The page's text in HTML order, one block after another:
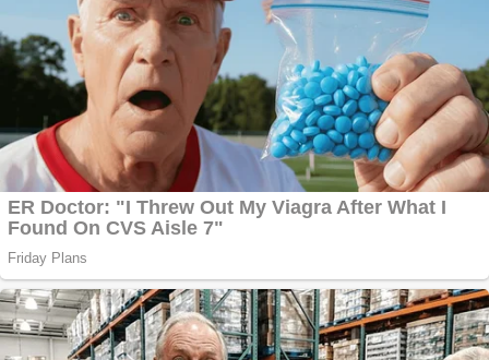
Ofera def între
special
domeniu+website de
publicitate de tip
Adsense